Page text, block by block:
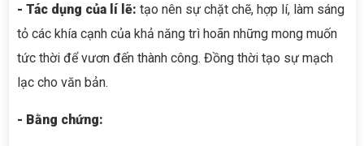
- Tác dụng của lí lẽ: tạo nên sự chặt chẽ, hợp lí, làm sáng
tỏ các khía cạnh của khả năng trì hoãn những mong muốn
tức thời để vươn đến thành công. Đồng thời tạo sự mạch
lạc cho văn bản.
- Bằng chứng: